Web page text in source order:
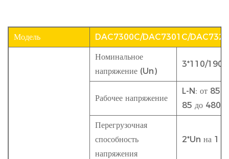
Модель DAC7300C/DAC7301C/
Номинальное
напряжение (Un)
3*110/190
Рабочее напряжение
L-N: от 85
85 до 480 В
Перегрузочная
способность
напряжения
2*Un на 1